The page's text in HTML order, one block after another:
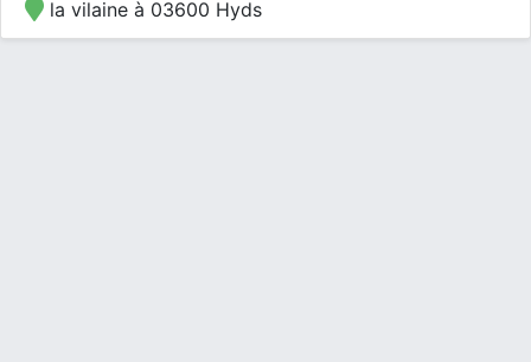
la vilaine à 03600 Hyds